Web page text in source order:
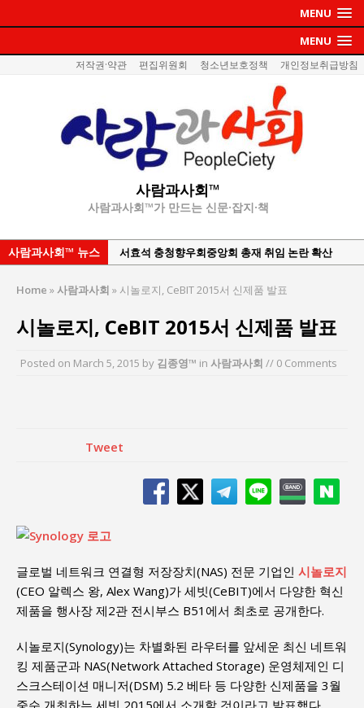
MENU
MENU
저작권·약관 편집위원회 청소년보호정책 개인정보취급방침
사람과사회™
사람과사회™가 만드는 신문·잡지·책
사람과사회™ 뉴스
서효석 충청향우회중앙회 총재 취임 논란 확산
“엄마의 절박함과 ‘실무형 정치인’으로 생활정치 실
김종대, “현대전, 강한 군대도 약해질 수 있다”
강산건설 박재윤 강제추행 사건, 무엇이 문제인가?
서울방산보안협의회, 방산기술보호·공급망 보안
Home »사람과사회 » 시놀로지, CeBIT 2015서 신제품 발표
시놀로지, CeBIT 2015서 신제품 발표
Posted on March 5, 2015 by 김종영™ in 사람과사회 // 0 Comments
Tweet
글로벌 네트워크 연결형 저장장치(NAS) 전문 기업인 시놀로지
(CEO 알렉스 왕, Alex Wang)가 세빗(CeBIT)에서 다양한 혁신
제품을 행사장 제2관 전시부스 B51에서 최초로 공개한다.
시놀로지(Synology)는 차별화된 라우터를 앞세운 최신 네트워
킹 제품군과 NAS(Network Attached Storage) 운영체제인 디
스크스테이션 매니저(DSM) 5.2 베타 등 다양한 신제품을 3월
중순 개최하는 세빗 2015에서 소개할 것이라고 발표했다.